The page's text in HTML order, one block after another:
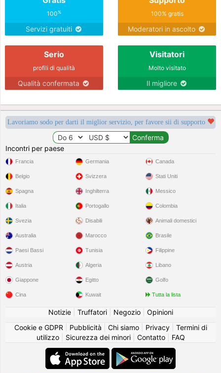
100%
Servizi gratuiti
100% gratis
Moderatori in ascolto
Serio
profili di qualità
Qualità confermata
Visitatori
Molto visitato
Il migliore
Lavoriamo sodo per darti il miglior servizio, per favore sii di supporto
Incontri per paese
Francia
Belgio
Spagna
Italia
Svezia
Germania
Svizzera
Inghilterra
Portogallo
Disabili
Canada
Stati Uniti
Messico
Colombia
Animali domestici
Australia
Paesi Bassi
Austria
Giappone
Cina
Marocco
Tunisia
Algeria
Egitto
Kuwait
Brasile
Filippine
Libano
Golfo
Tutta la lista
Notizie| Truffatori| Negozio| Opinioni
Cookie e GDPR
Pubblicità Chi siamo| Privacy| Termini di
utilizzo| Sicurezza dei minori| Contatto| FAQ